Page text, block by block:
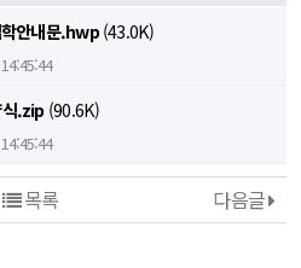
안내문.hwp(43.0K)
식.zip(90.6K)
다음글
목록